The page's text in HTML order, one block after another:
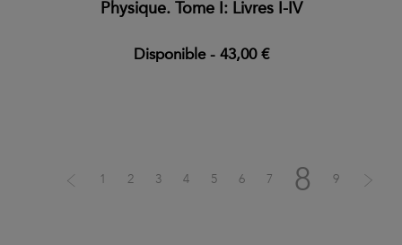
Physique. Tome I: Livres I-IV
Disponible- 43,00 €
1 2 3 4 5 6 7 8 9